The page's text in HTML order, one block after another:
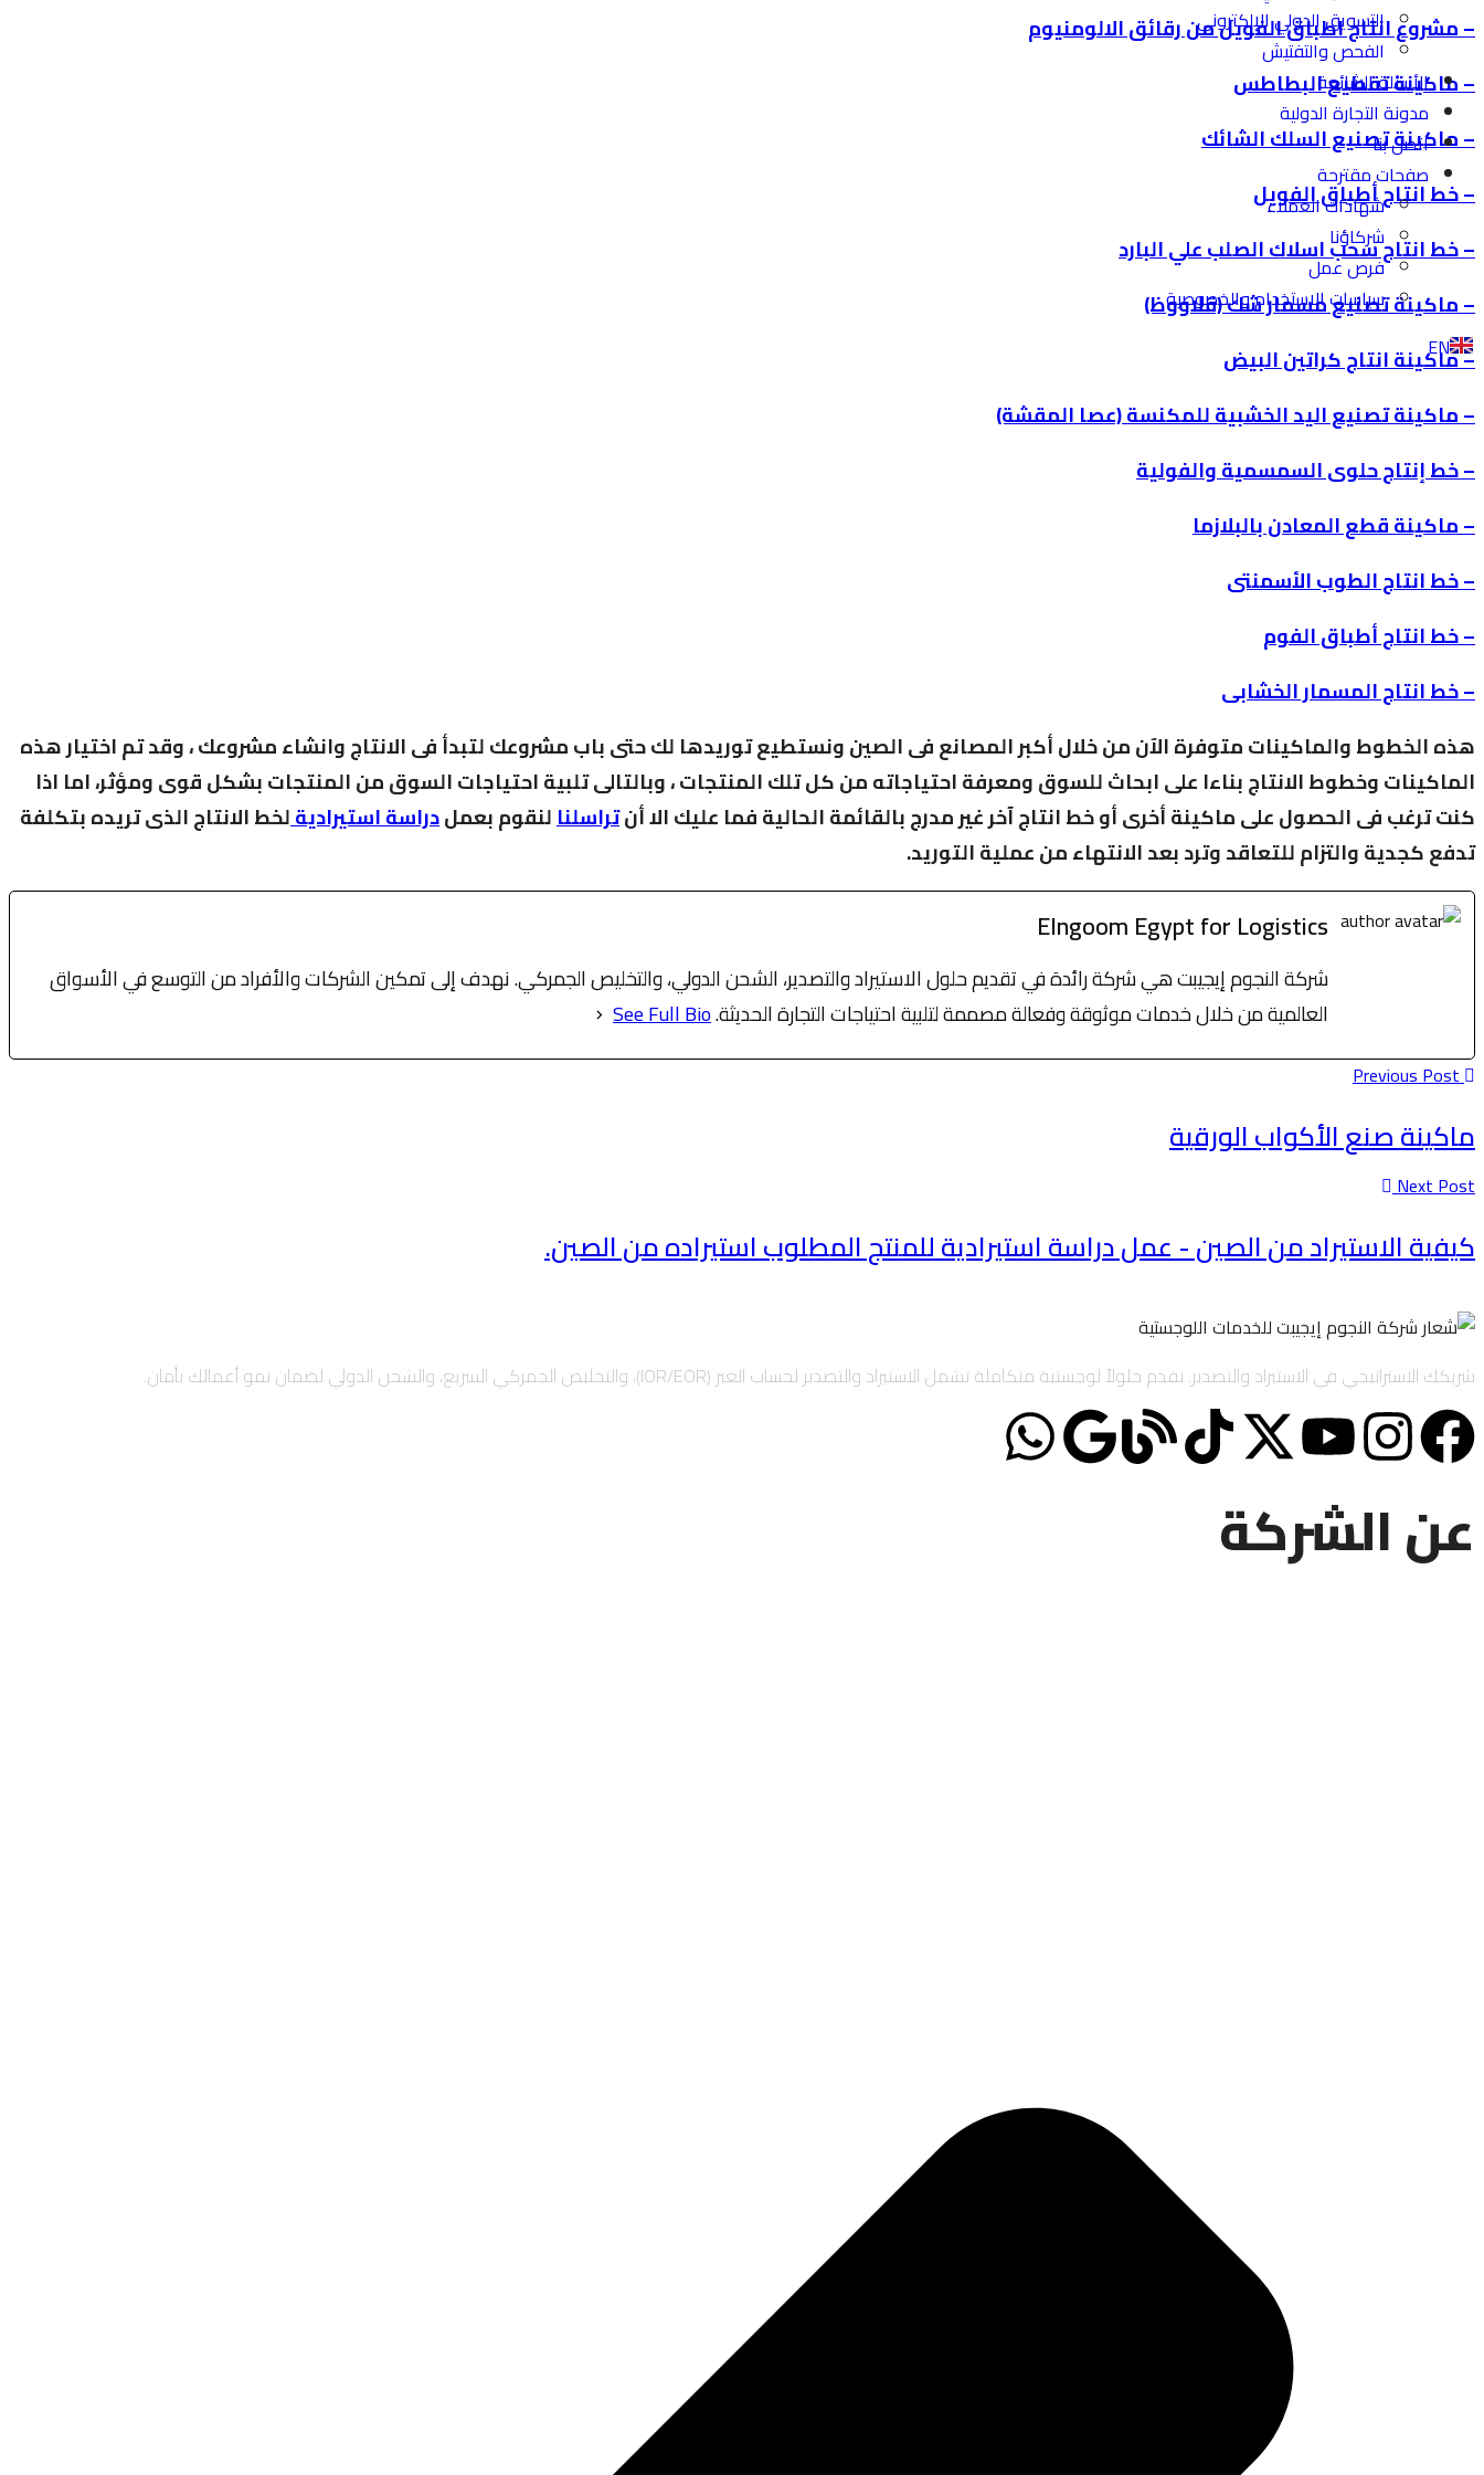
التسويق الدولي الإلكتروني
الفحص والتفتيش
الأسئلة الشائعة
مدونة التجارة الدولية
اتصل بنا
صفحات مقترحة
شهادات العملاء
شركاؤنا
فرص عمل
سياسات الاستخدام والخصوصية
EN
– مشروع انتاج اطباق الفويل من رقائق الالومنيوم
– ماكينة تقطيع البطاطس
– ماكينة تصنيع السلك الشائك
– خط انتاج أطباق الفويل
– خط انتاج سحب اسلاك الصلب علي البارد
– ماكينة تصنيع مسمار شك (قلاووظ)
– ماكينة انتاج كراتين البيض
– ماكينة تصنيع اليد الخشبية للمكنسة (عصا المقشة)
– خط إنتاج حلوى السمسمية والفولية
– ماكينة قطع المعادن بالبلازما
– خط انتاج الطوب الأسمنتى
– خط انتاج أطباق الفوم
– خط انتاج المسمار الخشابى
هذه الخطوط والماكينات متوفرة الآن من خلال أكبر المصانع فى الصين ونستطيع توريدها لك حتى باب مشروعك لتبدأ فى الانتاج وانشاء مشروعك ، وقد تم اختيار هذه
الماكينات وخطوط الانتاج بناءا على ابحاث للسوق ومعرفة احتياجاته من كل تلك المنتجات ، وبالتالى تلبية احتياجات السوق من المنتجات بشكل قوى ومؤثر، اما اذا
كنت ترغب فى الحصول على ماكينة أخرى أو خط انتاج آخر غير مدرج بالقائمة الحالية فما عليك الا أنتراسلنالنقوم بعملدراسة استيراديةلخط الانتاج الذى تريده بتكلفة
تدفع كجدية والتزام للتعاقد وترد بعد الانتهاء من عملية التوريد.
Elngoom Egypt for Logistics
شركة النجوم إيجيبت هي شركة رائدة في تقديم حلول الاستيراد والتصدير، الشحن الدولي، والتخليص الجمركي. نهدف إلى تمكين الشركات والأفراد من التوسع في الأسواق
العالمية من خلال خدمات موثوقة وفعالة مصممة لتلبية احتياجات التجارة الحديثة.See Full Bio
Previous Post
ماكينة صنع الأكواب الورقية
Next Post
كيفية الاستيراد من الصين - عمل دراسة استيرادية للمنتج المطلوب استيراده من الصين.
شريكك الاستراتيجي في الاستيراد والتصدير. نقدم حلولاً لوجستية متكاملة تشمل الاستيراد والتصدير لحساب الغير (IOR/EOR)، والتخليص الجمركي السريع، والشحن الدولي لضمان نمو أعمالك بأمان.
عن الشركة